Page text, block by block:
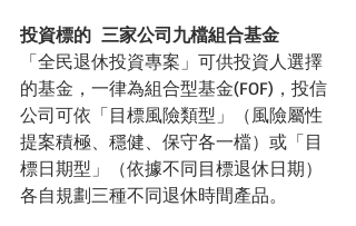
投資標的  三家公司九檔組合基金
「全民退休投資專案」可供投資人選擇
的基金，一律為組合型基金(FOF)，投信
公司可依「目標風險類型」（風險屬性
提案積極、穩健、保守各一檔）或「目
標日期型」（依據不同目標退休日期）
各自規劃三種不同退休時間產品。